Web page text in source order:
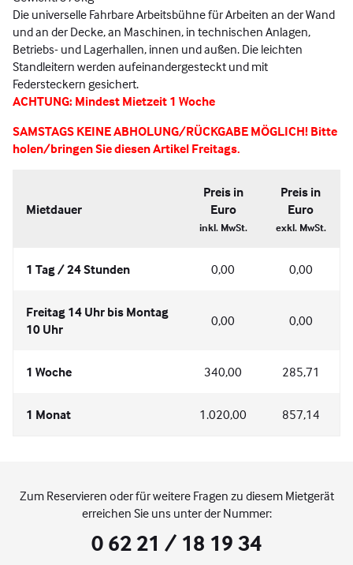
Die universelle Fahrbare Arbeitsbühne für Arbeiten an der Wand
und an der Decke, an Maschinen, in technischen Anlagen,
Betriebs- und Lagerhallen, innen und außen. Die leichten
Standleitern werden aufeinandergesteckt und mit
Federsteckern gesichert.
ACHTUNG: Mindest Mietzeit 1 Woche
SAMSTAGS KEINE ABHOLUNG/RÜCKGABE MÖGLICH! Bitte
holen/bringen Sie diesen Artikel Freitags.
Mietdauer
Preis in
Euro
inkl. MwSt.
Preis in
Euro
exkl. MwSt.
1 Tag / 24 Stunden 0,00 0,00
Freitag 14 Uhr bis Montag
10 Uhr
0,00 0,00
1 Woche 340,00 285,71
1 Monat 1.020,00 857,14
Zum Reservieren oder für weitere Fragen zu diesem Mietgerät
erreichen Sie uns unter der Nummer:
0 62 21 / 18 19 34